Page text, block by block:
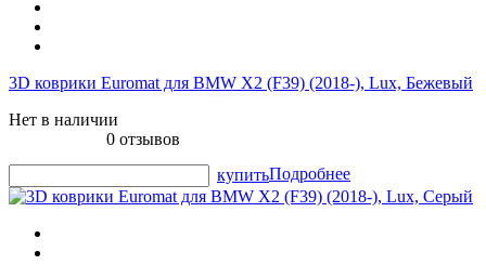
3D коврики Euromat для BMW X2 (F39) (2018-), Lux, Бежевый
Нет в наличии
0 отзывов
купитьПодробнее